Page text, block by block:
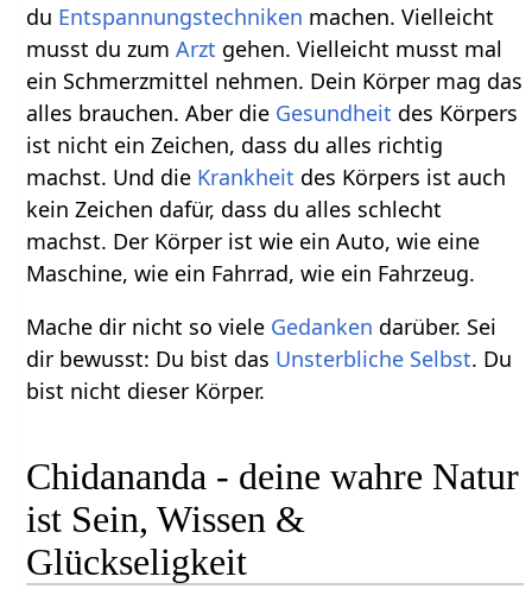
du Entspannungstechniken machen. Vielleicht
musst du zumArzt gehen. Vielleicht musst mal
ein Schmerzmittel nehmen. Dein Körper mag das
alles brauchen. Aber die Gesundheit des Körpers
ist nicht ein Zeichen, dass du alles richtig
machst. Und die Krankheit des Körpers ist auch
kein Zeichen dafür, dass du alles schlecht
machst. Der Körper ist wie ein Auto, wie eine
Maschine, wie ein Fahrrad, wie ein Fahrzeug.
Mache dir nicht so viele Gedanken darüber. Sei
dir bewusst: Du bist das Unsterbliche Selbst. Du
bist nicht dieser Körper.
Chidananda - deine wahre Natur
ist Sein, Wissen &
Glückseligkeit